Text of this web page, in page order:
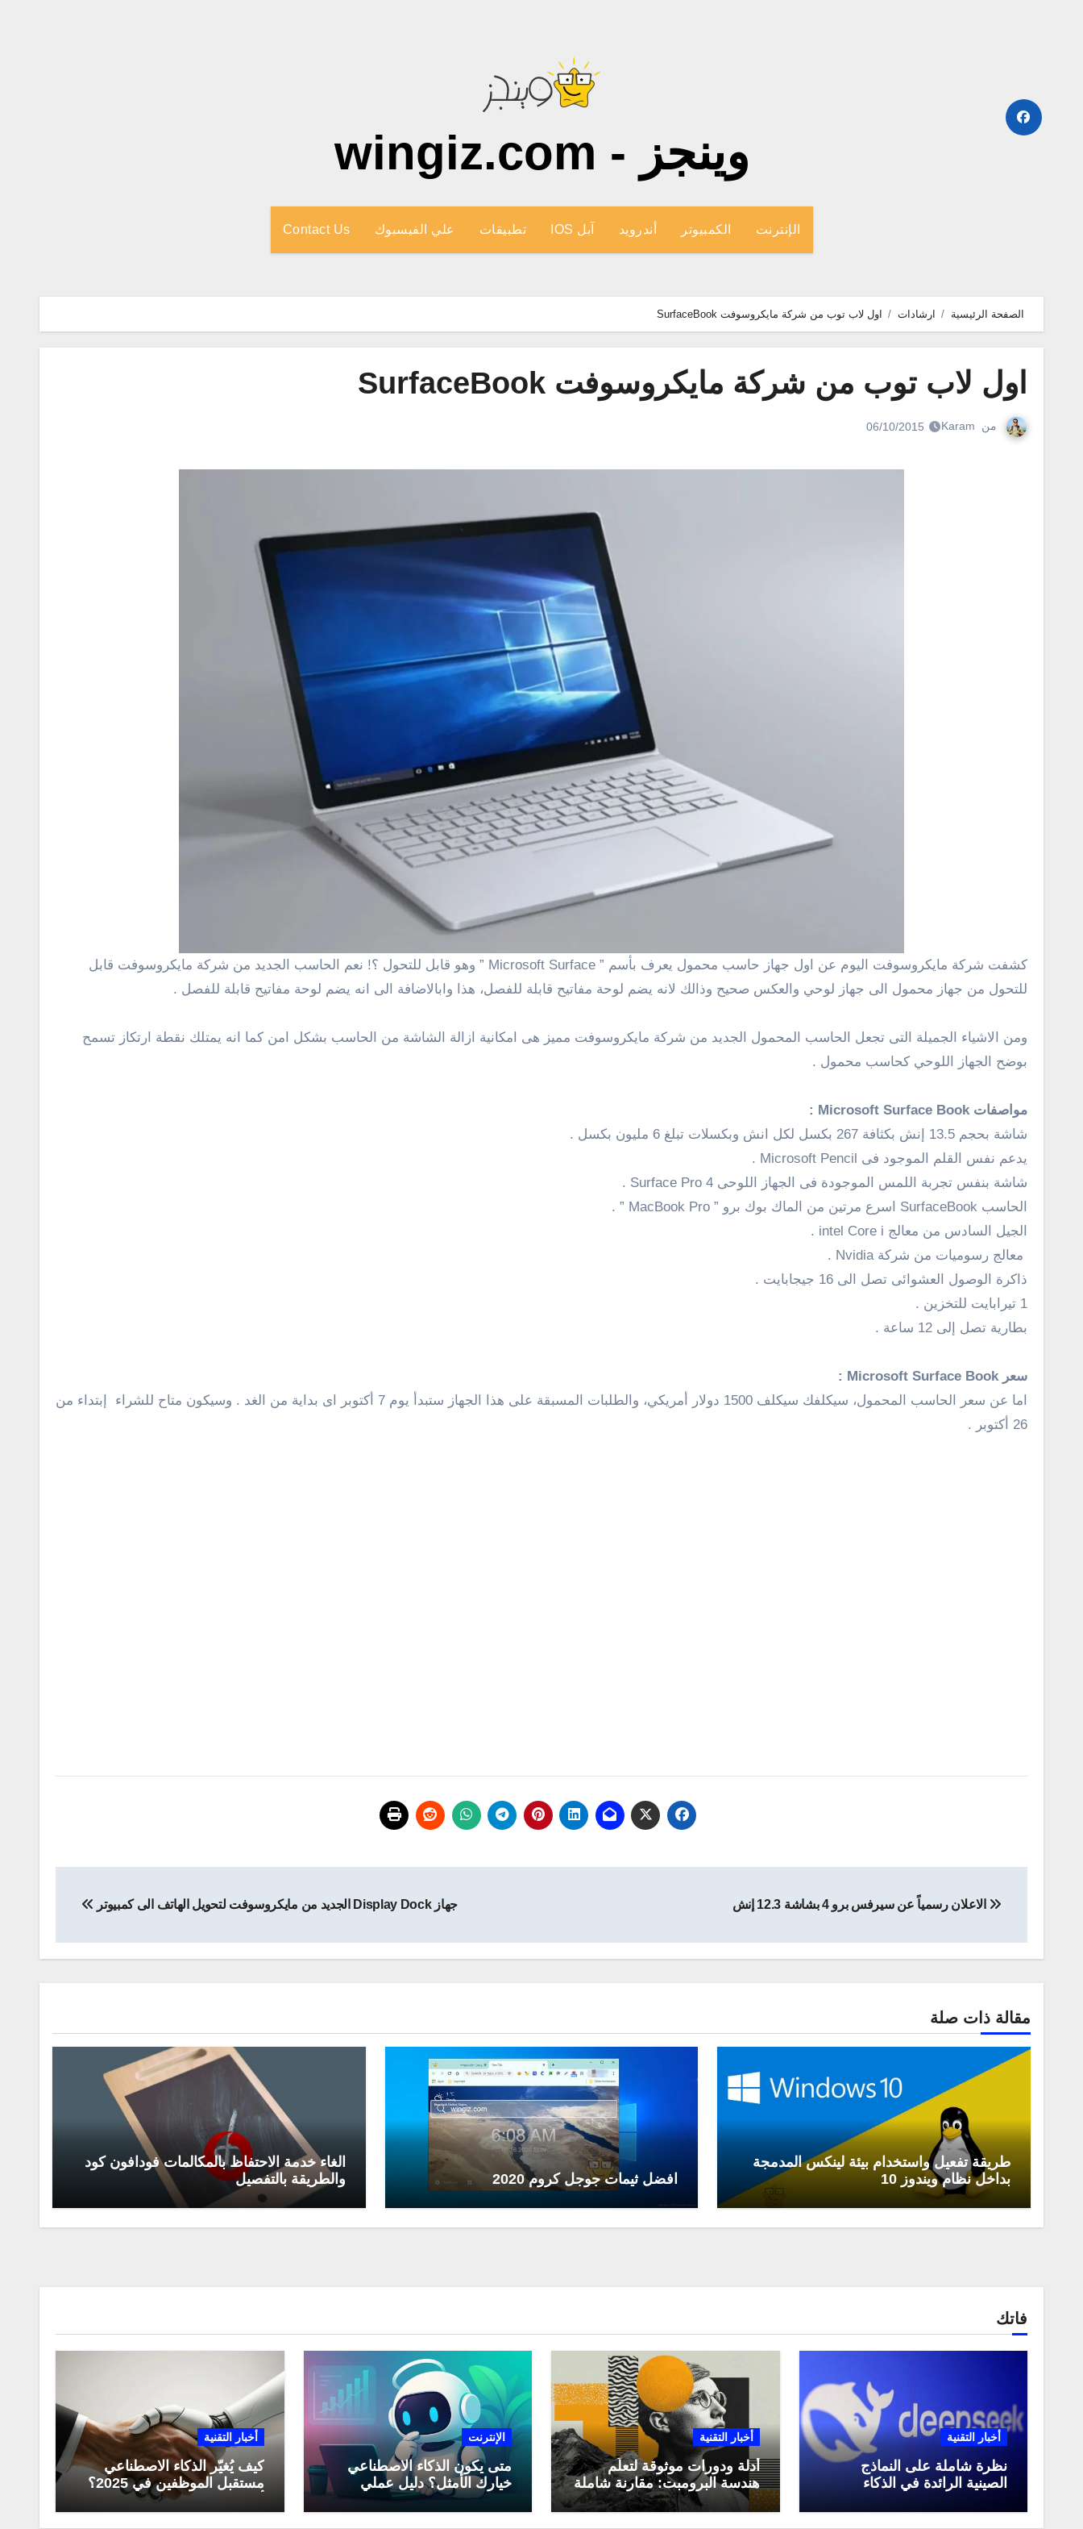
وينجز - wingiz.com
الإنترنت الكمبيوتر أندرويد آبل IOS تطبيقات علي الفيسبوك Contact Us
الصفحة الرئيسية ارشادات اول لاب توب من شركة مايكروسوفت SurfaceBook
اول لاب توب من شركة مايكروسوفت SurfaceBook
من Karam
06/10/2015
كشفت شركة مايكروسوفت اليوم عن اول جهاز حاسب محمول يعرف بأسم ” Microsoft Surface ” وهو قابل للتحول ؟! نعم الحاسب الجديد من شركة مايكروسوفت قابل
للتحول من جهاز محمول الى جهاز لوحي والعكس صحيح وذالك لانه يضم لوحة مفاتيح قابلة للفصل، هذا وابالاضافة الى انه يضم لوحة مفاتيح قابلة للفصل .
ومن الاشياء الجميلة التى تجعل الحاسب المحمول الجديد من شركة مايكروسوفت مميز هى امكانية ازالة الشاشة من الحاسب بشكل امن كما انه يمتلك نقطة ارتكاز تسمح
بوضح الجهاز اللوحي كحاسب محمول .
مواصفات Microsoft Surface Book :
شاشة بحجم 13.5 إنش بكثافة 267 بكسل لكل انش وبكسلات تبلغ 6 مليون بكسل .
يدعم نفس القلم الموجود فى Microsoft Pencil .
شاشة بنفس تجربة اللمس الموجودة فى الجهاز اللوحى Surface Pro 4 .
الحاسب SurfaceBook اسرع مرتين من الماك بوك برو ” MacBook Pro ” .
الجيل السادس من معالج intel Core i .
معالج رسوميات من شركة Nvidia .
ذاكرة الوصول العشوائى تصل الى 16 جيجابايت .
1 تيرابايت للتخزين .
بطارية تصل إلى 12 ساعة .
سعر Microsoft Surface Book :
اما عن سعر الحاسب المحمول، سيكلفك سيكلف 1500 دولار أمريكي، والطلبات المسبقة على هذا الجهاز ستبدأ يوم 7 أكتوبر اى بداية من الغد . وسيكون متاح للشراء إبتداء من
26 أكتوبر .
المقالات
الاعلان رسمياً عن سيرفس برو 4 بشاشة 12.3 إنش جهاز Display Dock الجديد من مايكروسوفت لتحويل الهاتف الى كمبيوتر
مقالة ذات صلة
طريقة تفعيل واستخدام بيئة لينكس المدمجة
بداخل نظام ويندوز 10
افضل ثيمات جوجل كروم 2020
الغاء خدمة الاحتفاظ بالمكالمات فودافون كود
والطريقة بالتفصيل
فاتك
أخبار التقنية
نظرة شاملة على النماذج
الصينية الرائدة في الذكاء
وكيف تستفيد منها في عام
أخبار التقنية
أدلة ودورات موثوقة لتعلّم
هندسة البرومبت: مقارنة شاملة
لعام 2025
الإنترنت
متى يكون الذكاء الاصطناعي
خيارك الأمثل؟ دليل عملي
لاستخدامه في العمل اليومي
أخبار التقنية
كيف يُغيّر الذكاء الاصطناعي
مستقبل الموظفين في 2025؟
أبرز التحولات المهنية